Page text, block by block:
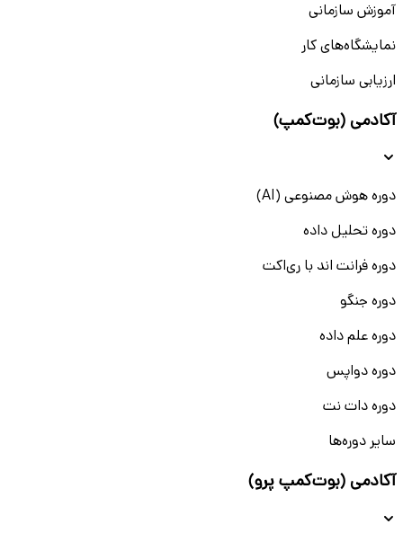
آموزش سازمانی
نمایشگاه‌های کار
ارزیابی سازمانی
آکادمی (بوت‌کمپ)
دوره هوش مصنوعی (AI)
دوره تحلیل داده
دوره فرانت اند با ری‌اکت
دوره جنگو
دوره علم داده
دوره دواپس
دوره دات نت
سایر دوره‌ها
آکادمی (بوت‌کمپ پرو)